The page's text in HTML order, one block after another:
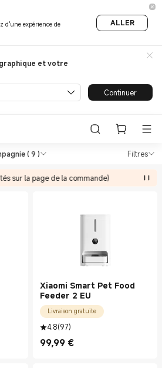
d'une expérience de
ALLER
et votre
Continuer
et Fitness
( 9 ) Filtres
sur la page de la commande)
Soins pour
Xiaomi Smart Pet Food
Feeder 2 EU
Livraison gratuite
4.8(97)
99,99 €
Current Price €99.99